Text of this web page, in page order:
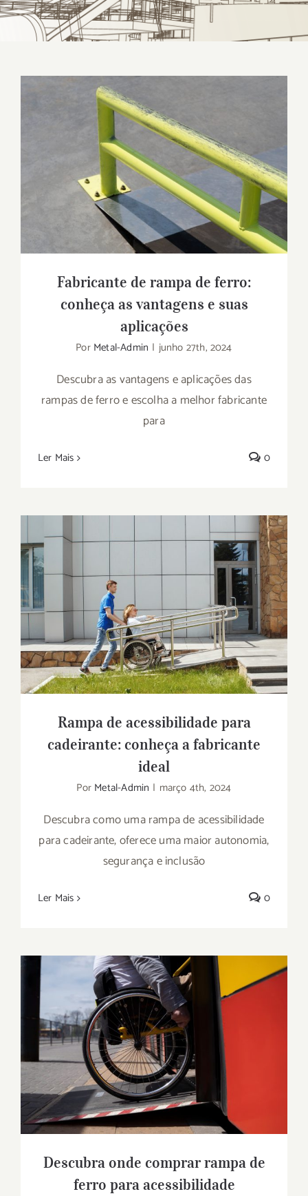
Fabricante de rampa de ferro: conheça as
vantagens e suas aplicações
Fabricante de rampa de ferro:
conheça as vantagens e suas
aplicações
Por Metal-Admin | junho 27th, 2024
Descubra as vantagens e aplicações das
rampas de ferro e escolha a melhor fabricante
para
Ler Mais 0
Rampa de acessibilidade para cadeirante:
conheça a fabricante ideal
Rampa de acessibilidade para
cadeirante: conheça a fabricante
ideal
Por Metal-Admin | março 4th, 2024
Descubra como uma rampa de acessibilidade
para cadeirante, oferece uma maior autonomia,
segurança e inclusão
Ler Mais 0
Descubra onde comprar rampa de ferro
para acessibilidade
Descubra onde comprar rampa de
ferro para acessibilidade